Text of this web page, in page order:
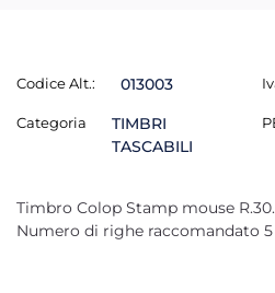
Codice Alt.: 013003
Categoria
TIMBRI
TASCABILI
Timbro Colop Stamp mouse
Numero di righe raccomandato 5